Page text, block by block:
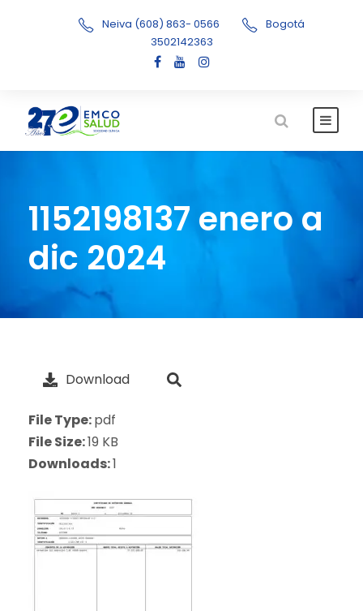
Neiva (608) 863- 0566
Bogotá
3502142363
1152198137 enero a
dic 2024
Download
File Type:pdf
File Size:19 KB
Downloads:1